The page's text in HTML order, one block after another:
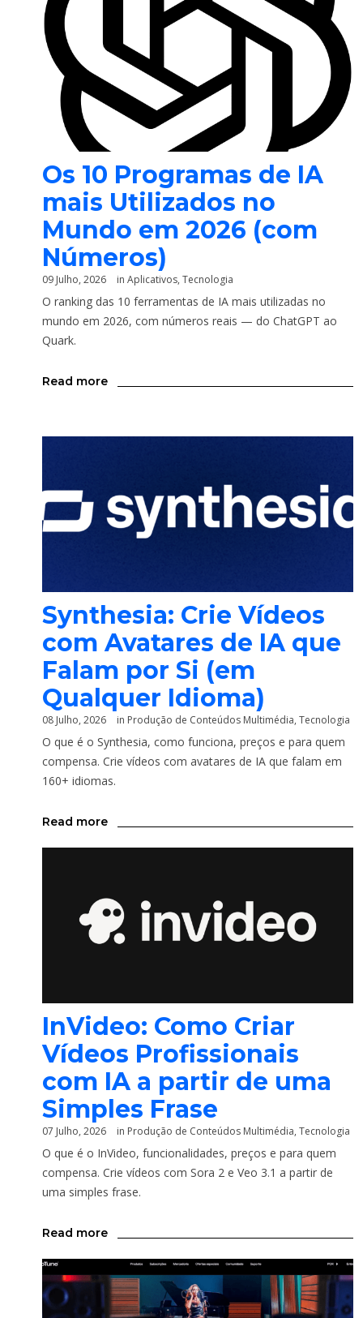
Os 10 Programas de IA
mais Utilizados no
Mundo em 2026 (com
Números)
09 Julho, 2026 in Aplicativos, Tecnologia
O ranking das 10 ferramentas de IA mais utilizadas no
mundo em 2026, com números reais — do ChatGPT ao
Quark.
Read more
Synthesia: Crie Vídeos
com Avatares de IA que
Falam por Si (em
Qualquer Idioma)
08 Julho, 2026 in Produção de Conteúdos Multimédia, Tecnologia
O que é o Synthesia, como funciona, preços e para quem
compensa. Crie vídeos com avatares de IA que falam em
160+ idiomas.
Read more
InVideo: Como Criar
Vídeos Profissionais
com IA a partir de uma
Simples Frase
07 Julho, 2026 in Produção de Conteúdos Multimédia, Tecnologia
O que é o InVideo, funcionalidades, preços e para quem
compensa. Crie vídeos com Sora 2 e Veo 3.1 a partir de
uma simples frase.
Read more